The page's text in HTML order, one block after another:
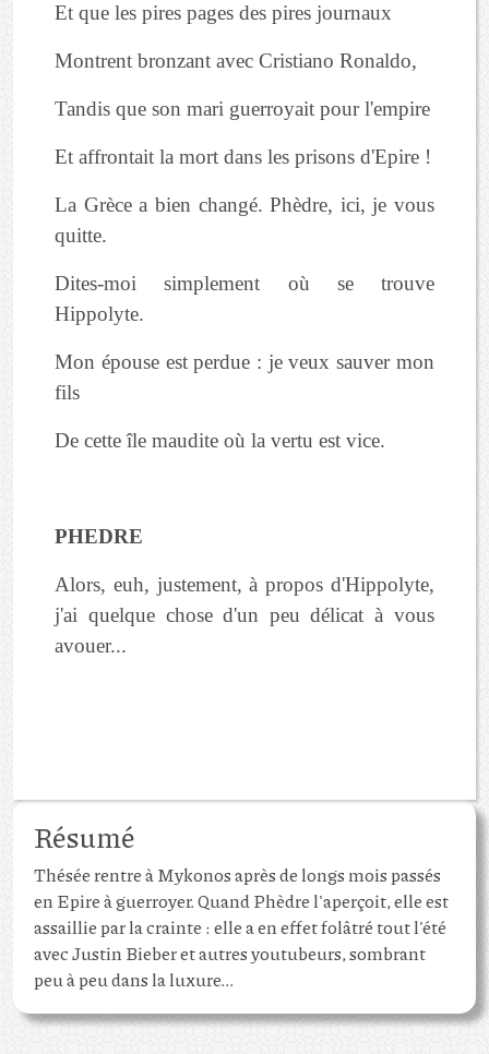
Et que les pires pages des pires journaux
Montrent bronzant avec Cristiano Ronaldo,
Tandis que son mari guerroyait pour l'empire
Et affrontait la mort dans les prisons d'Epire !
La Grèce a bien changé. Phèdre, ici, je vous
quitte.
Dites-moi simplement où se trouve
Hippolyte.
Mon épouse est perdue : je veux sauver mon
fils
De cette île maudite où la vertu est vice.
PHEDRE
Alors, euh, justement, à propos d'Hippolyte,
j'ai quelque chose d'un peu délicat à vous
avouer...
Résumé
Thésée rentre à Mykonos après de longs mois passés
en Epire à guerroyer. Quand Phèdre l'aperçoit, elle est
assaillie par la crainte : elle a en effet folâtré tout l'été
avec Justin Bieber et autres youtubeurs, sombrant
peu à peu dans la luxure...